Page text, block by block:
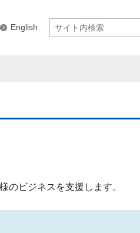
English
のビジネスを支援します。